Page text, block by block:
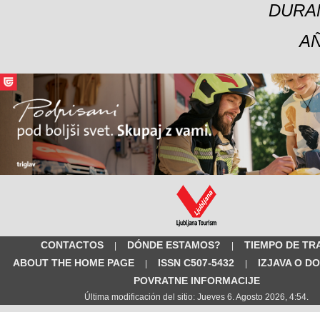
CONTACTOS | DÓNDE ESTAMOS? |
TIEMPO DE
ABOUT THE HOME PAGE
| ISSN C507-5432 |
IZJAVA O
POVRATNE INFORMACIJE
Última modificación del sitio: Jueves 6. Agosto 2026, 4:54.